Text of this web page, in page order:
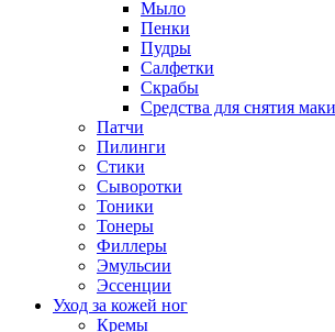
Мыло
Пенки
Пудры
Салфетки
Скрабы
Средства для снятия
Патчи
Пилинги
Стики
Сыворотки
Тоники
Тонеры
Филлеры
Эмульсии
Эссенции
Уход за кожей ног
Кремы